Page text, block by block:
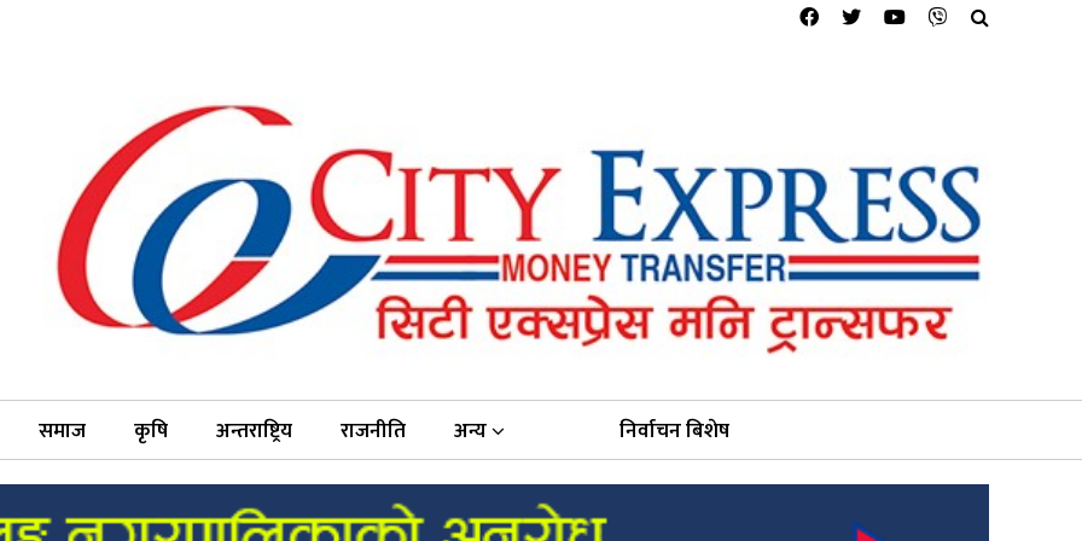
समाज कृषि अन्तराष्ट्रिय राजनीति अन्य निर्वाचन बिशेष